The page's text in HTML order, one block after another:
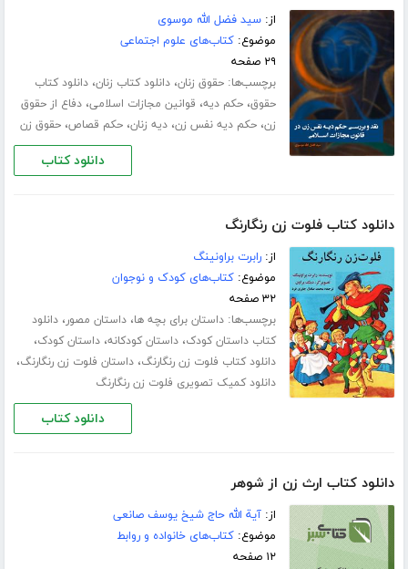
از:سید فضل الله موسوی
موضوع:کتاب‌های علوم اجتماعی
۲۹ صفحه
برچسب‌ها:حقوق زنان،دانلود کتاب زنان،دانلود کتاب
حقوق،حکم دیه، قوانین مجازات اسلامی،دفاع از حقوق
زن،حکم دیه نفس زن،دیه زنان،حکم قصاص،حقوق زن
دانلود کتاب
دانلود کتاب فلوت زن رنگارنگ
از:رابرت براونینگ
موضوع:کتاب‌های کودک و نوجوان
۳۲ صفحه
برچسب‌ها:داستان برای بچه ها،داستان مصور،دانلود
کتاب داستان کودک،داستان کودکانه،داستان کودک،
دانلود کتاب فلوت زن رنگارنگ،داستان فلوت زن رنگارنگ،
دانلود کمیک تصویری فلوت زن رنگارنگ
دانلود کتاب
دانلود کتاب ارث زن از شوهر
از:آیة الله حاج شیخ یوسف صانعی
موضوع:کتاب‌های خانواده و روابط
۱۲ صفحه